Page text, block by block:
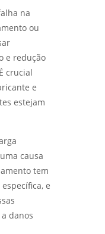
SEUS
ANÁLISE
INOVAÇÕES
SEUS
TIPO DE
em sp
em sp
em
em
na
ou
e redução
crucial
e
estejam
causa
tem
e
danos